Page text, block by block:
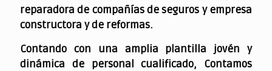
reparadora de compañías de seguros y empresa
constructora y de reformas.
Contando con una amplia plantilla jovén y
dinámica de personal cualificado, Contamos